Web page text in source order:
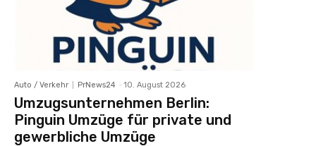
Auto / Verkehr PrNews24 - 10. August 2026
Umzugsunternehmen Berlin:
Pinguin Umzüge für private und
gewerbliche Umzüge